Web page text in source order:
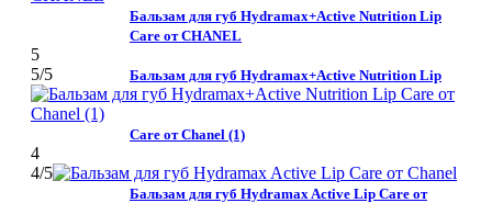
Бальзам для губ Hydramax+Active Nutrition Lip
Care от CHANEL
5
5/5 Бальзам для губ Hydramax+Active Nutrition Lip
Care от Chanel (1)
4
4/5
Бальзам для губ Hydramax Active Lip Care от